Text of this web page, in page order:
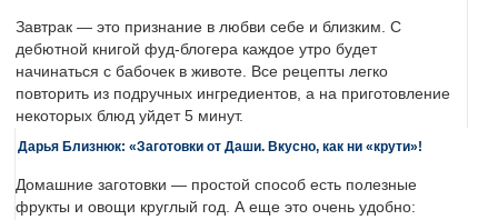
Завтрак — это признание в любви себе и близким. С
дебютной книгой фуд-блогера каждое утро будет
начинаться с бабочек в животе. Все рецепты легко
повторить из подручных ингредиентов, а на приготовление
некоторых блюд уйдет 5 минут.
Дарья Близнюк: «Заготовки от Даши. Вкусно, как ни «крути»!
Домашние заготовки — простой способ есть полезные
фрукты и овощи круглый год. А еще это очень удобно: